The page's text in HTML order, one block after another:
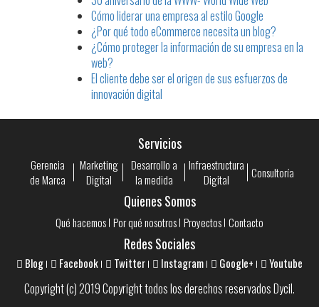
Cómo liderar una empresa al estilo Google
¿Por qué todo eCommerce necesita un blog?
¿Cómo proteger la información de su empresa en la
web?
El cliente debe ser el origen de sus esfuerzos de
innovación digital
Servicios
Gerencia
de Marca
Marketing
Digital
Desarrollo a
la medida
Infraestructura
Digital
Consultoría
Quienes Somos
Qué hacemos Por qué nosotros Proyectos Contacto
Redes Sociales
Blog Facebook Twitter Instagram Google+ Youtube
Copyright (c) 2019 Copyright todos los derechos reservados Dycil.